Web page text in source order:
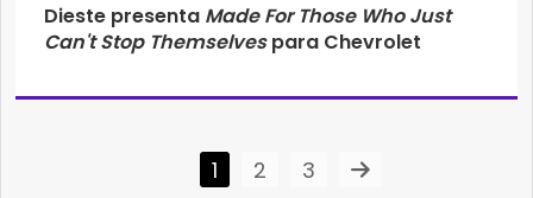
Dieste presenta Made For Those Who Just
Can't Stop Themselvespara Chevrolet
1 2 3